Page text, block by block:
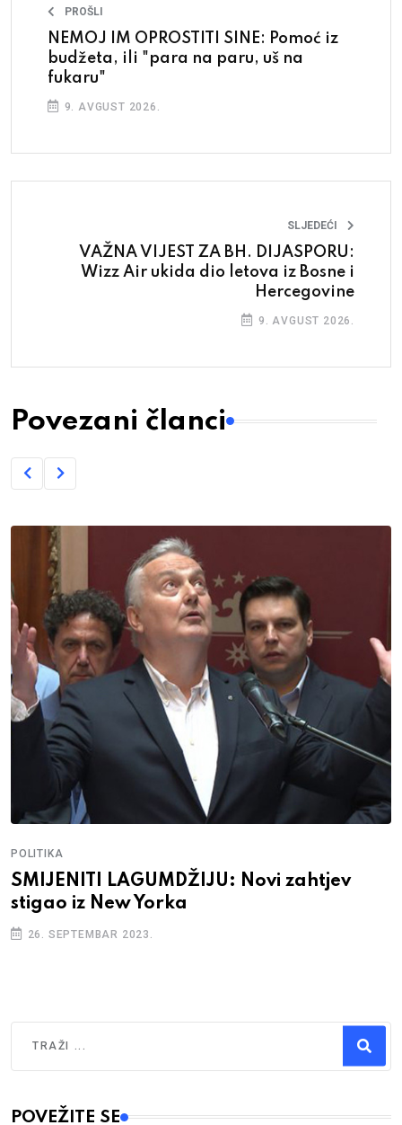
PROŠLI
NEMOJ IM OPROSTITI SINE: Pomoć iz
budžeta, ili "para na paru, uš na
fukaru"
9. AVGUST 2026.
SLJEDEĆI
VAŽNA VIJEST ZA BH. DIJASPORU:
Wizz Air ukida dio letova iz Bosne i
Hercegovine
9. AVGUST 2026.
Povezani članci
POLITIKA
SMIJENITI LAGUMDŽIJU: Novi zahtjev
stigao iz New Yorka
26. SEPTEMBAR 2023.
Type 2 or more characters for results.
POVEŽITE SE